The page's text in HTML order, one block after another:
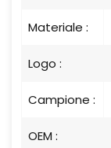
Materiale :
Logo :
Campione :
OEM :